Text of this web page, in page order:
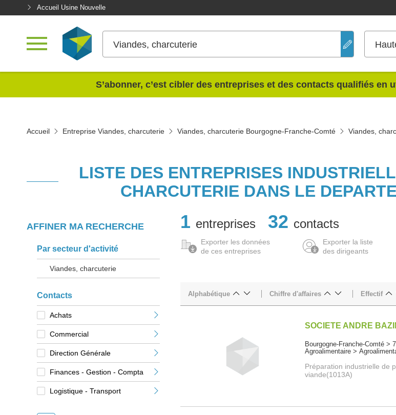
Accueil Usine Nouvelle
Viandes, charcuterie
S’abonner, c’est cibler des entreprises et des contacts qualifiés
Accueil Entreprise Viandes, charcuterie Viandes, charcuterie Bourgogne-Franche-Comté Viandes,
LISTE DES ENTREPRISES
CHARCUTERIE DANS LE
AFFINER MA RECHERCHE
Par secteur d'activité
Viandes, charcuterie
Contacts
Achats
Commercial
Direction Générale
Finances - Gestion - Compta
Logistique - Transport
1 entreprises 32 contacts
Exporter les données
de ces entreprises
Exporter la liste
des dirigeants
Alphabétique Chiffre d'affaires Effectif
SOCIETE ANDRE
Bourgogne-Franche-Comté >
Agroalimentaire >
Préparation industrielle de
viande(1013A)